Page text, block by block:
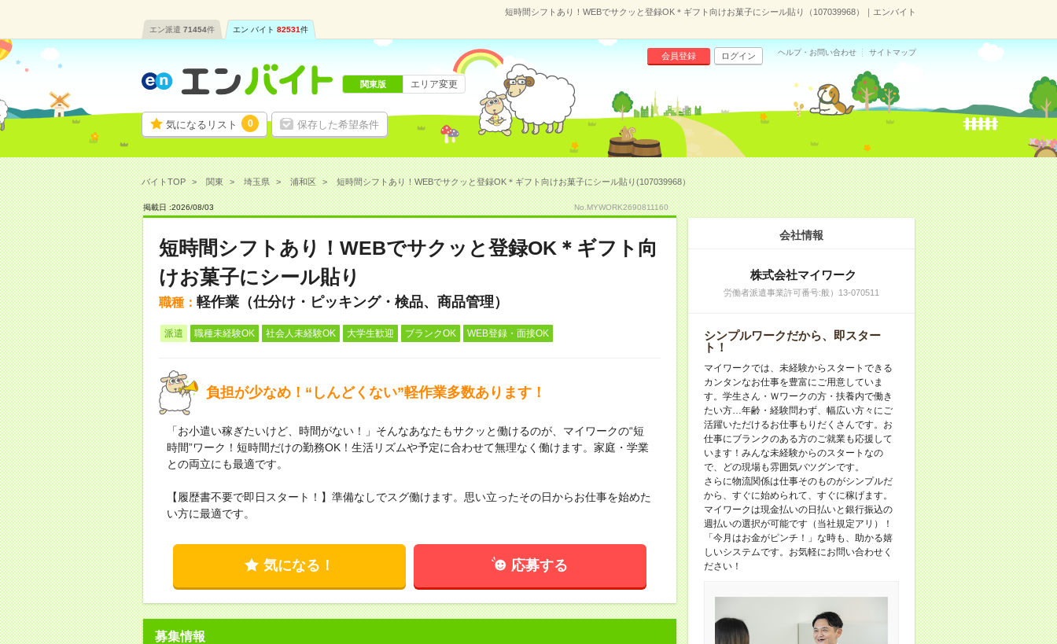
短時間シフトあり！WEBでサクッと登録OK＊ギフト向けお菓子にシール貼り（107039968）｜エンバイト
エン派遣 71454件 エン バイト 82531件
気になるリスト 0 保存した希望条件
会員登録 ログイン ヘルプ・お問い合わせ サイトマップ
関東版 エリア変更
バイトTOP 関東 埼玉県 浦和区 短時間シフトあり！WEBでサクッと登録OK＊ギフト向けお菓子にシール貼り(107039968）
掲載日 :2026/08/03 No.MYWORK2690811160
短時間シフトあり！WEBでサクッと登録OK＊ギフト向
けお菓子にシール貼り
職種： 軽作業（仕分け・ピッキング・検品、商品管理）
派遣 職種未経験OK 社会人未経験OK 大学生歓迎 ブランクOK WEB登録・面接OK
負担が少なめ！“しんどくない”軽作業多数あります！
「お小遣い稼ぎたいけど、時間がない！」そんなあなたもサクッと働けるのが、マイワークの“短
時間”ワーク！短時間だけの勤務OK！生活リズムや予定に合わせて無理なく働けます。家庭・学業
との両立にも最適です。
【履歴書不要で即日スタート！】準備なしでスグ働けます。思い立ったその日からお仕事を始めた
い方に最適です。
気になる！ 応募する
募集情報
会社情報
株式会社マイワーク
労働者派遣事業許可番号:般）13-070511
シンプルワークだから、即スター
ト！
マイワークでは、未経験からスタートできる
カンタンなお仕事を豊富にご用意していま
す。学生さん・Ｗワークの方・扶養内で働き
たい方…年齢・経験問わず、幅広い方々にご
活躍いただけるお仕事もりだくさんです。お
仕事にブランクのある方のご就業も応援して
います！みんな未経験からのスタートなの
で、どの現場も雰囲気バツグンです。
さらに物流関係は仕事そのものがシンプルだ
から、すぐに始められて、すぐに稼げます。
マイワークは現金払いの日払いと銀行振込の
週払いの選択が可能です（当社規定アリ）！
「今月はお金がピンチ！」な時も、助かる嬉
しいシステムです。お気軽にお問い合わせく
ださい！